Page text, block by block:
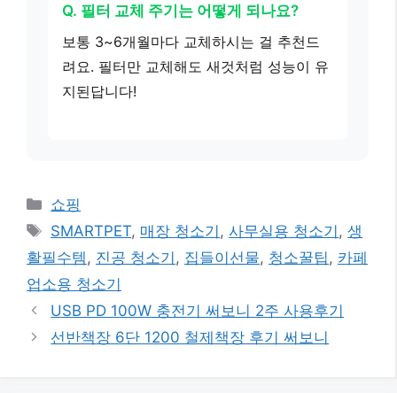
Q. 필터 교체 주기는 어떻게 되나요?
보통 3~6개월마다 교체하시는 걸 추천드
려요. 필터만 교체해도 새것처럼 성능이 유
지된답니다!
카
테
리
쇼핑
태
그
SMARTPET, 매장 청소기 ,사무실용 청소기 ,생
활필수템, 진공 청소기 , 집들이선물, 청소꿀팁, 카페
업소용 청소기
USB PD 100W 충전기 써보니 2주 사용후기
선반책장 6단 1200 철제책장 후기 써보니